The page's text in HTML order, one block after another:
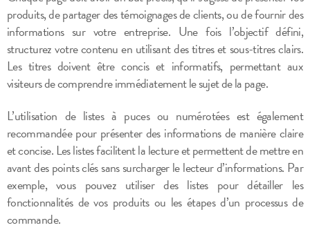
produits, de partager des témoignages de clients, ou de fournir des
informations sur votre entreprise. Une fois l’objectif défini,
structurez votre contenu en utilisant des titres et sous-titres clairs.
Les titres doivent être concis et informatifs, permettant aux
visiteurs de comprendre immédiatement le sujet de la page.
L’utilisation de listes à puces ou numérotées est également
recommandée pour présenter des informations de manière claire
et concise. Les listes facilitent la lecture et permettent de mettre en
avant des points clés sans surcharger le lecteur d’informations. Par
exemple, vous pouvez utiliser des listes pour détailler les
fonctionnalités de vos produits ou les étapes d’un processus de
commande.